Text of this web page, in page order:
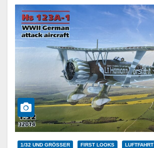
1/32 UND GRÖSSER FIRST LOOKS LUFTFAHRT